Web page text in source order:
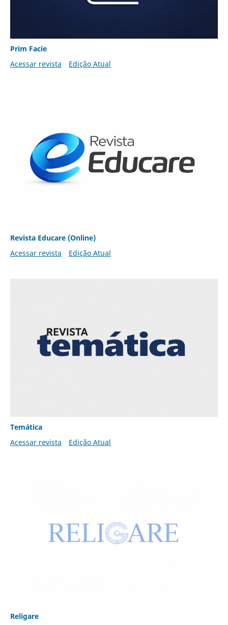
Prim Facie
Acessar revista
Edição Atual
Revista Educare (Online)
Acessar revista
Edição Atual
Temática
Acessar revista
Edição Atual
Religare